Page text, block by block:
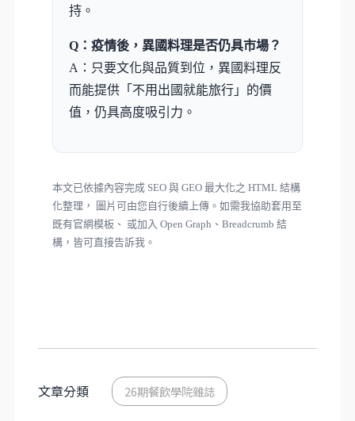
持。
Q：疫情後，異國料理是否仍具市場？
A：只要文化與品質到位，異國料理反
而能提供「不用出國就能旅行」的價
值，仍具高度吸引力。
本文已依據內容完成 SEO 與 GEO 最大化之 HTML 結構
化整理， 圖片可由您自行後續上傳。如需我協助套用至
既有官網模板、 或加入 Open Graph、Breadcrumb 結
構，皆可直接告訴我。
文章分類 26期餐飲學院雜誌